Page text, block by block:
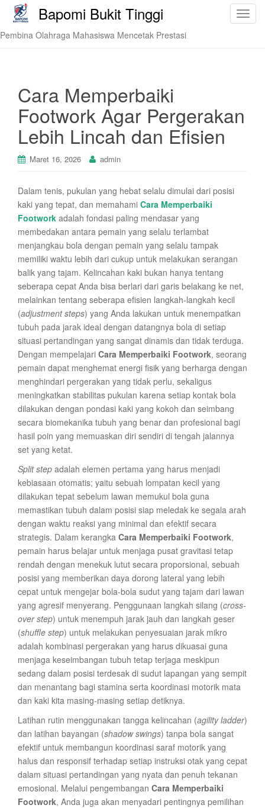
T
a
v
Bapomi Bukit Tinggi
Pembina Olahraga Mahasiswa Mencetak Prestasi
Cara Memperbaiki
Footwork Agar Pergerakan
Lebih Lincah dan Efisien
Maret 16, 2026 admin
Dalam tenis, pukulan yang hebat selalu dimulai dari posisi
kaki yang tepat, dan memahami Cara Memperbaiki
Footwork adalah fondasi paling mendasar yang
membedakan antara pemain yang selalu terlambat
menjangkau bola dengan pemain yang selalu tampak
memiliki waktu lebih dari cukup untuk melakukan serangan
balik yang tajam. Kelincahan kaki bukan hanya tentang
seberapa cepat Anda bisa berlari dari garis belakang ke net,
melainkan tentang seberapa efisien langkah-langkah kecil
(adjustment steps) yang Anda lakukan untuk menempatkan
tubuh pada jarak ideal dengan datangnya bola di setiap
situasi pertandingan yang sangat dinamis dan tidak terduga.
Dengan mempelajari Cara Memperbaiki Footwork, seorang
pemain dapat menghemat energi fisik yang berharga dengan
menghindari pergerakan yang tidak perlu, sekaligus
meningkatkan stabilitas pukulan karena setiap kontak bola
dilakukan dengan pondasi kaki yang kokoh dan seimbang
secara biomekanika tubuh yang benar dan profesional bagi
hasil poin yang memuaskan diri sendiri di tengah jalannya
set yang ketat.
Split step adalah elemen pertama yang harus menjadi
kebiasaan otomatis; yaitu sebuah lompatan kecil yang
dilakukan tepat sebelum lawan memukul bola guna
memastikan tubuh dalam posisi siap meledak ke segala arah
dengan waktu reaksi yang minimal dan efektif secara
strategis. Dalam kerangka Cara Memperbaiki Footwork,
pemain harus belajar untuk menjaga pusat gravitasi tetap
rendah dengan menekuk lutut secara proporsional, sebuah
posisi yang memberikan daya dorong lateral yang lebih
cepat untuk mengejar bola-bola sudut yang tajam dari lawan
yang agresif menyerang. Penggunaan langkah silang (cross-
over step) untuk menempuh jarak jauh dan langkah geser
(shuffle step) untuk melakukan penyesuaian jarak mikro
adalah kombinasi pergerakan yang harus dikuasai guna
menjaga keseimbangan tubuh tetap terjaga meskipun
sedang dalam posisi terdesak di sudut lapangan yang sempit
dan menantang bagi stamina serta koordinasi motorik mata
dan kaki kita masing-masing setiap detiknya.
Latihan rutin menggunakan tangga kelincahan (agility ladder)
dan latihan bayangan (shadow swings) tanpa bola sangat
efektif untuk membangun koordinasi saraf motorik yang
halus dan responsif terhadap setiap instruksi otak yang cepat
dalam situasi pertandingan yang nyata dan penuh tekanan
emosional. Melalui pengembangan Cara Memperbaiki
Footwork, Anda juga akan menyadari pentingnya pemilihan